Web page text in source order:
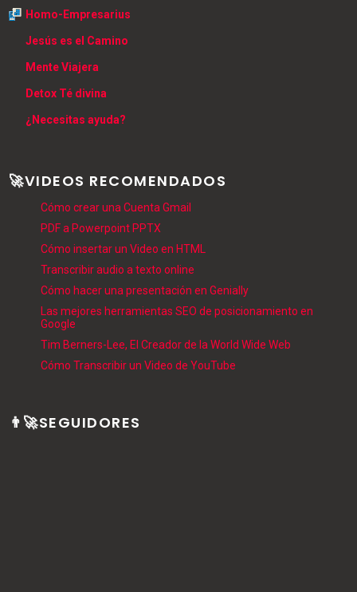
Homo-Empresarius
Jesús es el Camino
Mente Viajera
Detox Té divina
¿Necesitas ayuda?
🚀VIDEOS RECOMENDADOS
Cómo crear una Cuenta Gmail
PDF a Powerpoint PPTX
Cómo insertar un Video en HTML
Transcribir audio a texto online
Cómo hacer una presentación en Genially
Las mejores herramientas SEO de posicionamiento en
Google
Tim Berners-Lee, El Creador de la World Wide Web
Cómo Transcribir un Video de YouTube
👨‍🚀SEGUIDORES